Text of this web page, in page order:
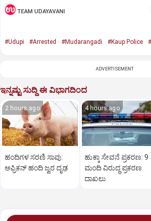
TEAM UDAYAVANI
#Udupi #Arrested #Mudarangadi #Kaup Police
ADVERTISEMENT
ಇನ್ನಷ್ಟು ಸುದ್ದಿ ಈ ವಿಭಾಗದಿಂದ
2 hours ago
ಹಂದಿಗಳ ಸರಣಿ ಸಾವು:
ಆಫ್ರಿಕನ್‌ ಹಂದಿ ಜ್ವರ ದೃಢ
4 hours ago
ಹುಕ್ಕಾ ಸೇವನೆ ಪ್ರಕರಣ: 9
ಮಂದಿ ವಿರುದ್ಧ ಪ್ರಕರಣ
ದಾಖಲು